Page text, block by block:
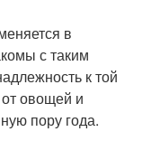
в
с таким
к той
овощей и
пору года.